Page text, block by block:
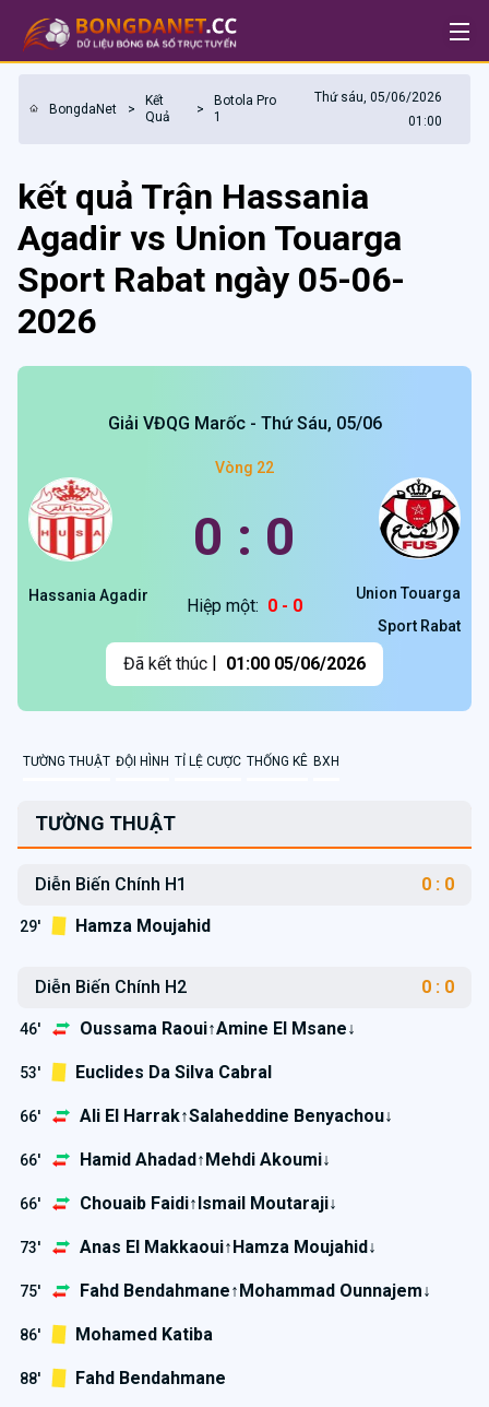
BongdaNet >
Kết
Quả
>
Botola Pro
1
Thứ sáu, 05/06/2026
01:00
kết quả Trận Hassania
Agadir vs Union Touarga
Sport Rabat ngày 05-06-
2026
Giải VĐQG Marốc - Thứ Sáu, 05/06
Vòng 22
Hassania Agadir
0 : 0
Hiệp một: 0 - 0
Union Touarga
Sport Rabat
Đã kết thúc | 01:00 05/06/2026
TƯỜNG THUẬT ĐỘI HÌNH TỈ LỆ CƯỢC THỐNG KÊ BXH
TƯỜNG THUẬT
Diễn Biến Chính H1 0 : 0
29' Hamza Moujahid
Diễn Biến Chính H2 0 : 0
46' Oussama Raoui↑Amine El Msane↓
53' Euclides Da Silva Cabral
66' Ali El Harrak↑Salaheddine Benyachou↓
66' Hamid Ahadad↑Mehdi Akoumi↓
66' Chouaib Faidi↑Ismail Moutaraji↓
73' Anas El Makkaoui↑Hamza Moujahid↓
75' Fahd Bendahmane↑Mohammad Ounnajem↓
86' Mohamed Katiba
88' Fahd Bendahmane